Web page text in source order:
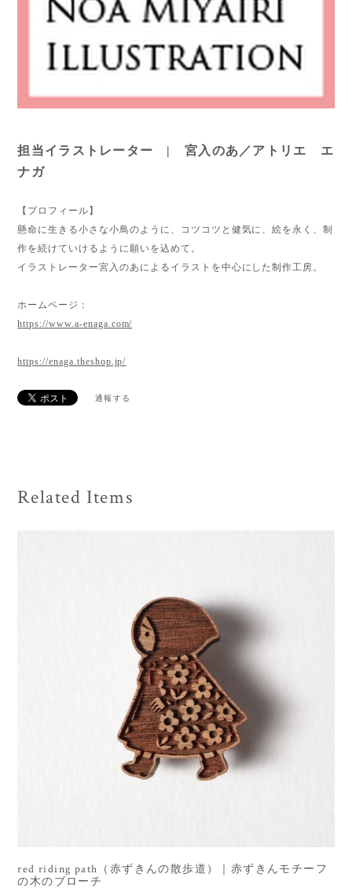
担当イラストレーター | 宮入のあ／アトリエ エ
ナガ
【プロフィール】
懸命に生きる小さな小鳥のように、コツコツと健気に、絵を永く、制
作を続けていけるように願いを込めて。
イラストレーター宮入のあによるイラストを中心にした制作工房。
ホームページ：
https://www.a-enaga.com/
https://enaga.theshop.jp/
通報する
Related Items
red riding path（赤ずきんの散歩道）｜赤ずきんモチーフ
の木のブローチ